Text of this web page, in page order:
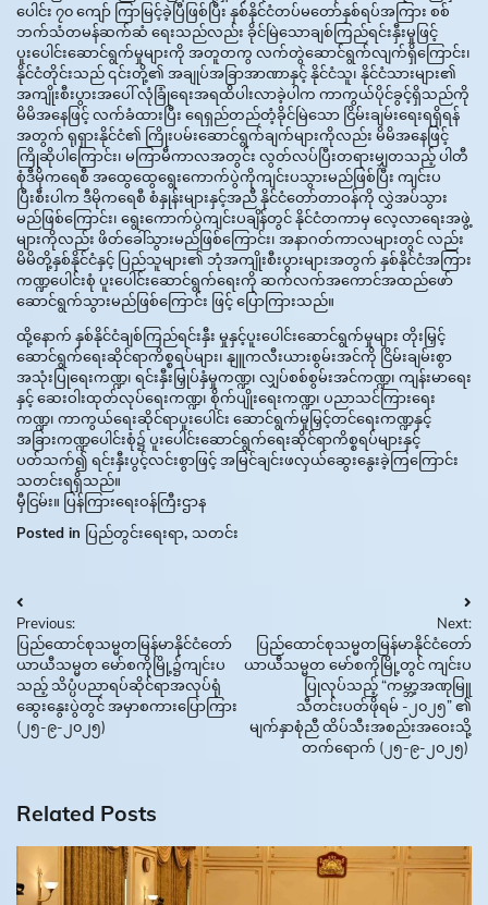
ပေါင်း ၇၀ ကျော် ကြာမြင့်ခဲ့ပြီဖြစ်ပြီး နှစ်နိုင်ငံတပ်မတော်နှစ်ရပ်အကြား စစ်
ဘက်သံတမန်ဆက်ဆံ ရေးသည်လည်း ခိုင်မြဲသောချစ်ကြည်ရင်းနှီးမှုဖြင့်
ပူးပေါင်းဆောင်ရွက်မှုများကို အတူတကွ လက်တွဲဆောင်ရွက်လျက်ရှိကြောင်း၊
နိုင်ငံတိုင်းသည် ၎င်းတို့၏ အချုပ်အခြာအာဏာနှင့် နိုင်ငံသူ၊ နိုင်ငံသားများ၏
အကျိုးစီးပွားအပေါ် လုံခြုံရေးအရထိပါးလာခဲ့ပါက ကာကွယ်ပိုင်ခွင့်ရှိသည်ကို
မိမိအနေဖြင့် လက်ခံထားပြီး ရေရှည်တည်တံ့ခိုင်မြဲသော ငြိမ်းချမ်းရေးရရှိရန်
အတွက် ရုရှားနိုင်ငံ၏ ကြိုးပမ်းဆောင်ရွက်ချက်များကိုလည်း မိမိအနေဖြင့်
ကြိုဆိုပါကြောင်း၊ မကြာမီကာလအတွင်း လွတ်လပ်ပြီးတရားမျှတသည့် ပါတီ
စုံဒီမိုကရေစီ အထွေထွေရွေးကောက်ပွဲကိုကျင်းပသွားမည်ဖြစ်ပြီး ကျင်းပ
ပြီးစီးပါက ဒီမိုကရေစီ စံနှုန်းများနှင့်အညီ နိုင်ငံတော်တာဝန်ကို လွှဲအပ်သွား
မည်ဖြစ်ကြောင်း၊ ရွေးကောက်ပွဲကျင်းပချိန်တွင် နိုင်ငံတကာမှ လေ့လာရေးအဖွဲ့
များကိုလည်း ဖိတ်ခေါ်သွားမည်ဖြစ်ကြောင်း၊ အနာဂတ်ကာလများတွင် လည်း
မိမိတို့နှစ်နိုင်ငံနှင့် ပြည်သူများ၏ ဘုံအကျိုးစီးပွားများအတွက် နှစ်နိုင်ငံအကြား
ကဏ္ဍပေါင်းစုံ ပူးပေါင်းဆောင်ရွက်ရေးကို ဆက်လက်အကောင်အထည်ဖော်
ဆောင်ရွက်သွားမည်ဖြစ်ကြောင်း ဖြင့် ပြောကြားသည်။
ထို့နောက် နှစ်နိုင်ငံချစ်ကြည်ရင်းနှီး မှုနှင့်ပူးပေါင်းဆောင်ရွက်မှုများ တိုးမြှင့်
ဆောင်ရွက်ရေးဆိုင်ရာကိစ္စရပ်များ၊ နျူကလီးယားစွမ်းအင်ကို ငြိမ်းချမ်းစွာ
အသုံးပြုရေးကဏ္ဍ၊ ရင်းနှီးမြှုပ်နှံမှုကဏ္ဍ၊ လျှပ်စစ်စွမ်းအင်ကဏ္ဍ၊ ကျန်းမာရေး
နှင့် ဆေးဝါးထုတ်လုပ်ရေးကဏ္ဍ၊ စိုက်ပျိုးရေးကဏ္ဍ၊ ပညာသင်ကြားရေး
ကဏ္ဍ၊ ကာကွယ်ရေးဆိုင်ရာပူးပေါင်း ဆောင်ရွက်မှုမြှင့်တင်ရေးကဏ္ဍနှင့်
အခြားကဏ္ဍပေါင်းစုံ၌ ပူးပေါင်းဆောင်ရွက်ရေးဆိုင်ရာကိစ္စရပ်များနှင့်
ပတ်သက်၍ ရင်းနှီးပွင့်လင်းစွာဖြင့် အမြင်ချင်းဖလှယ်ဆွေးနွေးခဲ့ကြကြောင်း
သတင်းရရှိသည်။
မှီငြမ်း။ ပြန်ကြားရေးဝန်ကြီးဌာန
Posted in ပြည်တွင်းရေးရာ, သတင်း
Post
navigation
Previous:
ပြည်ထောင်စုသမ္မတမြန်မာနိုင်ငံတော်
ယာယီသမ္မတ မော်စကိုမြို့၌ကျင်းပ
သည့် သိပ္ပံပညာရပ်ဆိုင်ရာအလုပ်ရုံ
ဆွေးနွေးပွဲတွင် အမှာစကားပြောကြား
(၂၅-၉-၂၀၂၅)
Next:
ပြည်ထောင်စုသမ္မတမြန်မာနိုင်ငံတော်
ယာယီသမ္မတ မော်စကိုမြို့တွင် ကျင်းပ
ပြုလုပ်သည့် “ကမ္ဘာ့အဏုမြူ
သီတင်းပတ်ဖိုရမ် -၂၀၂၅” ၏
မျက်နှာစုံညီ ထိပ်သီးအစည်းအဝေးသို့
တက်ရောက် (၂၅-၉-၂၀၂၅)
Related Posts